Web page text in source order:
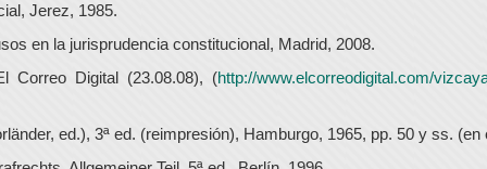
Jerez, 1985.
en la jurisprudencia constitucional, Madrid, 2008.
Correo Digital (23.08.08), (http://www.elcorreodigital.com/
ed.), 3ª ed. (reimpresión), Hamburgo, 1965, pp. 50 y ss.